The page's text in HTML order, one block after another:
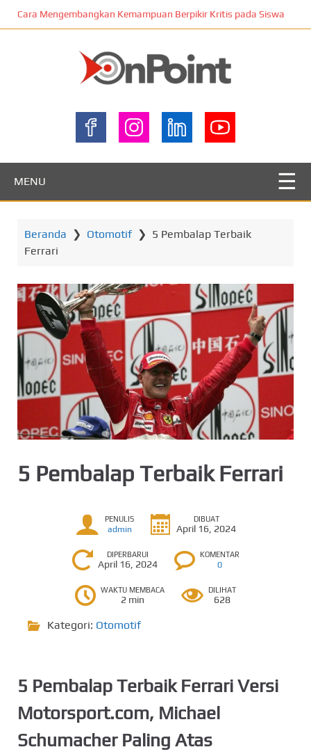
Cara Mengembangkan Kemampuan Berpikir Kritis pada Siswa
ONPOINT
MENU
Beranda ❯ Otomotif ❯ 5 Pembalap Terbaik
Ferrari
5 Pembalap Terbaik Ferrari
PENULIS
admin
DIBUAT
April 16, 2024
DIPERBARUI
April 16, 2024
KOMENTAR
0
WAKTU MEMBACA
2 min
DILIHAT
628
Kategori: Otomotif
5 Pembalap Terbaik Ferrari Versi
Motorsport.com, Michael
Schumacher Paling Atas